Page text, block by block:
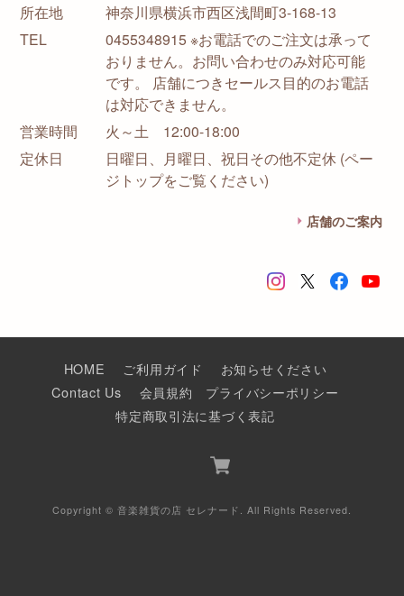
所在地
神奈川県横浜市西区浅間町3-168-13
TEL
0455348915 ※お電話でのご注文は承って
おりません。お問い合わせのみ対応可能
です。 店舗につきセールス目的のお電話
は対応できません。
営業時間
火～土 12:00-18:00
定休日
日曜日、月曜日、祝日その他不定休 (ペー
ジトップをご覧ください)
店舗のご案内
HOME ご利用ガイド
お知らせください
Contact Us
会員規約
プライバシーポリシー
特定商取引法に基づく表記
Copyright © 音楽雑貨の店 セレナード. All Rights Reserved.